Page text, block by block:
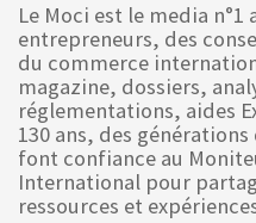
Le Moci est le media n°1
entrepreneurs, des
du commerce
magazine, dossiers,
réglementations, aides
130 ans, des
font confiance au
International pour
ressources et